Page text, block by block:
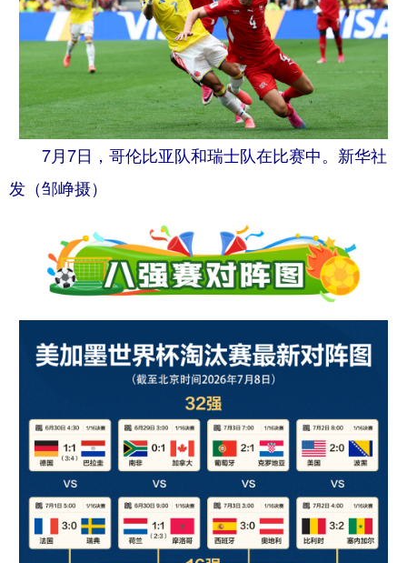
7月7日，哥伦比亚队和瑞士队在比赛中。新华社
发（邹峥摄）